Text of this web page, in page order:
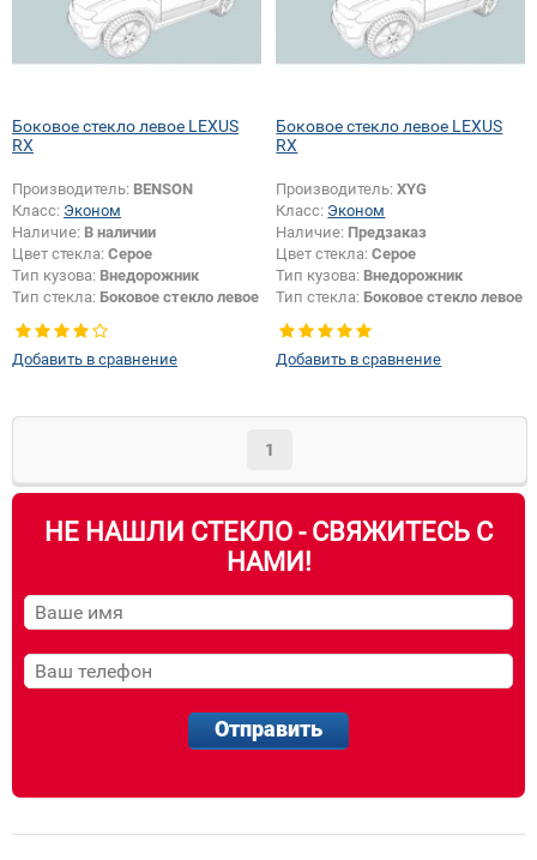
Боковое стекло левое LEXUS
RX
Производитель: BENSON
Класс: Эконом
Наличие: В наличии
Цвет стекла: Серое
Тип кузова: Внедорожник
Тип стекла: Боковое стекло левое
Добавить в сравнение
Боковое стекло левое LEXUS
RX
Производитель:XYG
Класс: Эконом
Наличие: Предзаказ
Цвет стекла:Серое
Тип кузова: Внедорожник
Тип стекла: Боковое стекло левое
Добавить в сравнение
1
НЕ НАШЛИ СТЕКЛО - СВЯЖИТЕСЬ С
НАМИ!
Отправить